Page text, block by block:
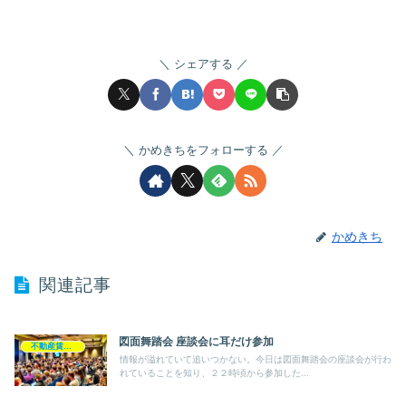
シェアする
かめきちをフォローする
かめきち
関連記事
不動産賃貸業 図面舞踏会 座談会に耳だけ参加
情報が溢れていて追いつかない。今日は図面舞踏会の座談会が行わ
れていることを知り、２２時頃から参加した...